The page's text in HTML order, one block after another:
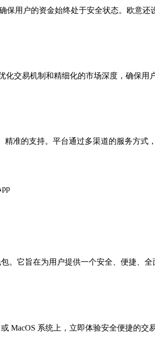
用户的资金始终处于安全状态。欧意
交易机制和精细化的市场深度，确保
准的支持。平台通过多渠道的服务方
。它旨在为用户提供一个安全、便捷、
MacOS 系统上，立即体验安全便捷的交